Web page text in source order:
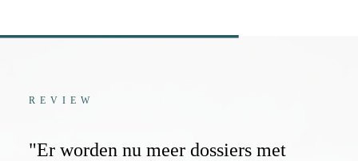
REVIEW
"Er worden nu meer dossiers met